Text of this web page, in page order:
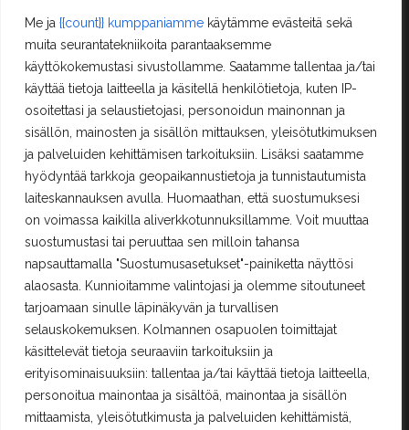
Me ja {{count}} kumppaniamme käytämme evästeitä sekä
muita seurantatekniikoita parantaaksemme
käyttökokemustasi sivustollamme. Saatamme tallentaa ja/tai
käyttää tietoja laitteella ja käsitellä henkilötietoja, kuten IP-
osoitettasi ja selaustietojasi, personoidun mainonnan ja
sisällön, mainosten ja sisällön mittauksen, yleisötutkimuksen
ja palveluiden kehittämisen tarkoituksiin. Lisäksi saatamme
hyödyntää tarkkoja geopaikannustietoja ja tunnistautumista
laiteskannauksen avulla. Huomaathan, että suostumuksesi
on voimassa kaikilla aliverkkotunnuksillamme. Voit muuttaa
suostumustasi tai peruuttaa sen milloin tahansa
napsauttamalla "Suostumusasetukset"-painiketta näyttösi
alaosasta. Kunnioitamme valintojasi ja olemme sitoutuneet
tarjoamaan sinulle läpinäkyvän ja turvallisen
selauskokemuksen. Kolmannen osapuolen toimittajat
käsittelevät tietoja seuraaviin tarkoituksiin ja
erityisominaisuuksiin: tallentaa ja/tai käyttää tietoja laitteella,
personoitua mainontaa ja sisältöä, mainontaa ja sisällön
mittaamista, yleisötutkimusta ja palveluiden kehittämistä,
Asiakastilini
Oma tili
Ostoskori
Rekisteröityminen
Kilpailut ja säännöt
Yhteystiedot
Erä-Lindroos Oy
Mustamäenkatu 72
15610 Lahti
Puh.(03) 7525 696
PALVELEMME TOISTAISEKSI KE - PE 12 - 17
TERVETULOA!
era.lindroos(at)gmail.com